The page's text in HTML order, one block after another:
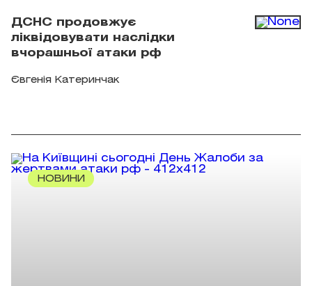
ДСНС продовжує
ліквідовувати наслідки
вчорашньої атаки рф
Євгенія Катеринчак
НОВИНИ